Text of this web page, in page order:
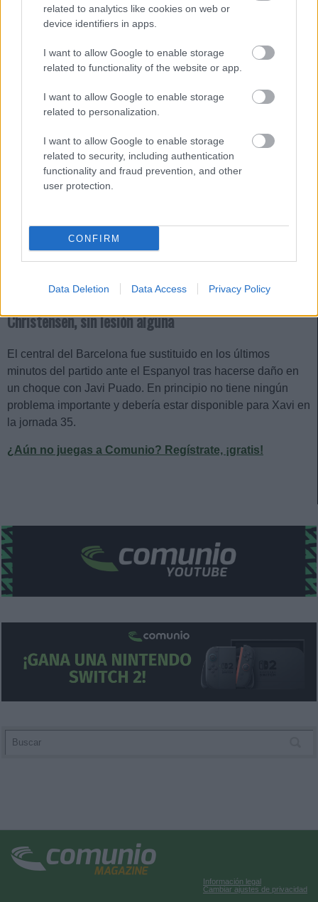
related to analytics like cookies on web or
device identifiers in apps.
I want to allow Google to enable storage
related to functionality of the website or app.
I want to allow Google to enable storage
related to personalization.
I want to allow Google to enable storage
related to security, including authentication
functionality and fraud prevention, and other
user protection.
CONFIRM
Data Deletion Data Access Privacy Policy
Yeray termina tocado
El Athletic cayó con estrépito en el Estadio de la Cerámica
por 5-1. Yeray Álvarez se infiltró para jugar el partido debido
a la pubalgia que padece y acabó el choque con
ostensibles gestos de dolor. Según informa
debido a la limitación que produce esa lesión en su
rendimiento.
Lemar, sustituido por molestias
El centrocampista francés pidió el cambio en el minuto 50
por molestias musculares y está pendiente de pruebas
tuviera una rotura, se perdería lo que queda de temporada.
Christensen, sin lesión alguna
El central del Barcelona fue sustituido en los últimos
minutos del partido ante el Espanyol tras hacerse daño en
un choque con Javi Puado. En principio no tiene ningún
problema importante y debería estar disponible para Xavi en
la jornada 35.
¿Aún no juegas a Comunio? Regístrate, ¡gratis!
Información legal
Cambiar ajustes de privacidad